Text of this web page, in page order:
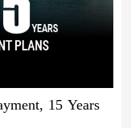
15 Years